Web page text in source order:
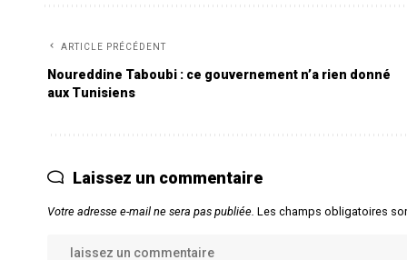
ARTICLE PRÉCÉDENT
Noureddine Taboubi : ce gouvernement n’a rien donné
aux Tunisiens
Laissez un commentaire
Votre adresse e-mail ne sera pas publiée. Les champs obligatoires